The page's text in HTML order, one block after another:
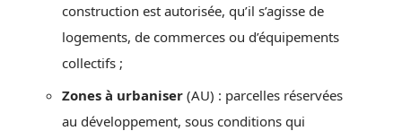
construction est autorisée, qu’il s’agisse de
logements, de commerces ou d’équipements
collectifs ;
Zones à urbaniser (AU) : parcelles réservées
au développement, sous conditions qui